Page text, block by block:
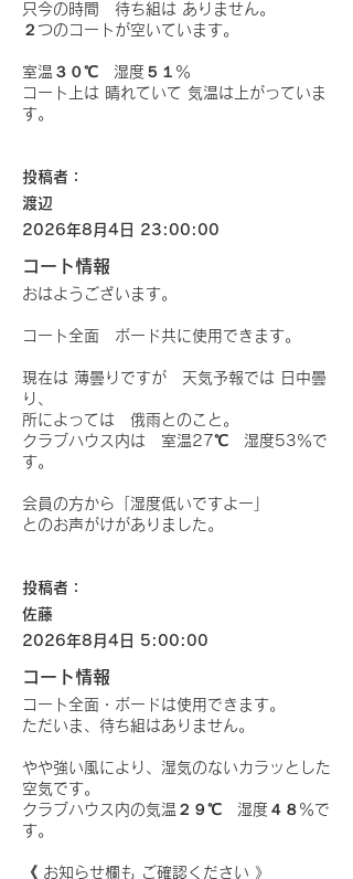
只今の時間 待ち組は ありません。
２つのコートが空いています。
室温３０℃ 湿度５１％
コート上は 晴れていて 気温は上がっていま
す。
投稿者：
渡辺
2026年8月4日 23:00:00
コート情報
おはようございます。
コート全面 ボード共に使用できます。
現在は 薄曇りですが 天気予報では 日中曇
り、
所によっては 俄雨とのこと。
クラブハウス内は 室温27℃ 湿度53％で
す。
会員の方から「湿度低いですよー」
とのお声がけがありました。
投稿者：
佐藤
2026年8月4日 5:00:00
コート情報
コート全面・ボードは使用できます。
ただいま、待ち組はありません。
やや強い風により、湿気のないカラッとした
空気です。
クラブハウス内の気温２９℃ 湿度４８％で
す。
《 お知らせ欄も ご確認ください 》